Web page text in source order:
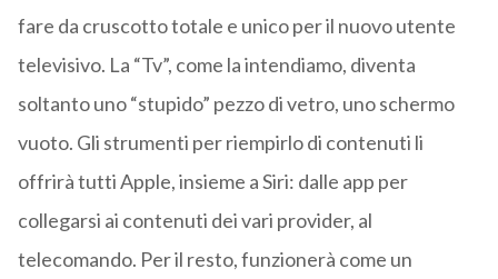
fare da cruscotto totale e unico per il nuovo utente
televisivo. La “Tv”, come la intendiamo, diventa
soltanto uno “stupido” pezzo di vetro, uno schermo
vuoto. Gli strumenti per riempirlo di contenuti li
offrirà tutti Apple, insieme a Siri: dalle app per
collegarsi ai contenuti dei vari provider, al
telecomando. Per il resto, funzionerà come un